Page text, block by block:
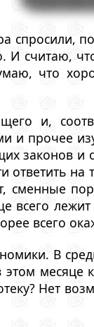
спросили,
И считаю,
что
и,
и прочее
законов
на
сменные
всего
всего
В
месяце
Нет